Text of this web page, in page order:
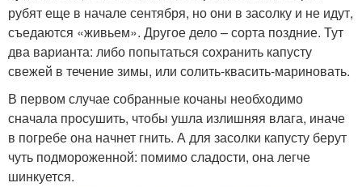
рубят еще в начале сентября, но они в засолку и не идут,
съедаются «живьем». Другое дело – сорта поздние. Тут
два варианта: либо попытаться сохранить капусту
свежей в течение зимы, или солить-квасить-мариновать.
В первом случае собранные кочаны необходимо
сначала просушить, чтобы ушла излишняя влага, иначе
в погребе она начнет гнить. А для засолки капусту берут
чуть подмороженной: помимо сладости, она легче
шинкуется.